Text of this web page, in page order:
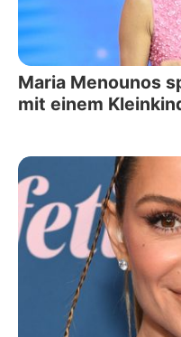
Maria Menounos
mit einem